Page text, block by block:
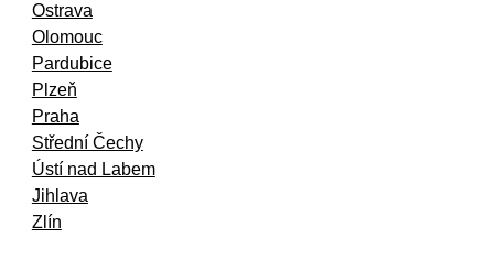
Ostrava
Olomouc
Pardubice
Plzeň
Praha
Střední Čechy
Ústí nad Labem
Jihlava
Zlín